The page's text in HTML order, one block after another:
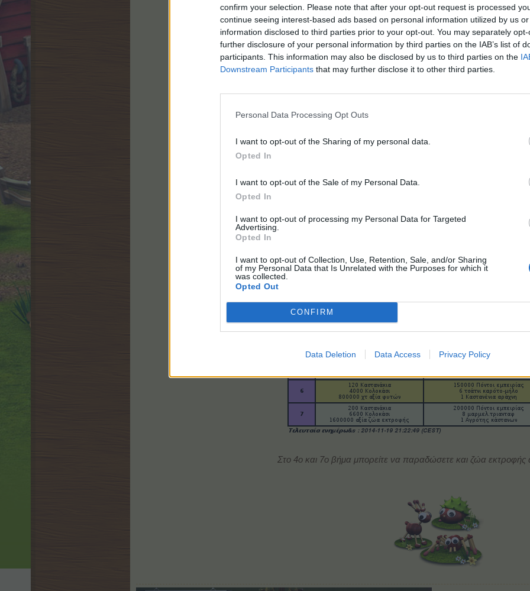
confirm your selection. Please note that after your opt-out request is processed
continue seeing interest-based ads based on personal information utilized by us
information disclosed to third parties prior to your opt-out. You may separately
further disclosure of your personal information by third parties on the IAB’s list of
participants. This information may also be disclosed by us to third parties on the
Downstream Participants that may further disclose it to other third parties.
Personal Data Processing Opt Outs
I want to opt-out of the Sharing of my personal data.
Opted In
I want to opt-out of the Sale of my Personal Data.
Opted In
I want to opt-out of processing my Personal Data for Targeted
Advertising.
Opted In
I want to opt-out of Collection, Use, Retention, Sale, and/or Sharing
of my Personal Data that Is Unrelated with the Purposes for which it
was collected.
Opted Out
CONFIRM
Data Deletion Data Access Privacy Policy
Στο 4ο και 7ο βήμα μπορείτε να παραδώσετε και ζώα εκτροφής